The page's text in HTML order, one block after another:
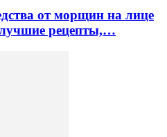
от морщин на лице
лучшие рецепты,…